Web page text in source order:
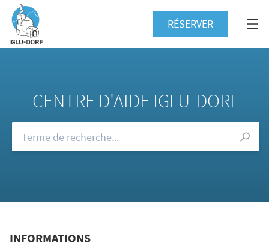
RÉSERVER
CENTRE D'AIDE IGLU-DORF
INFORMATIONS